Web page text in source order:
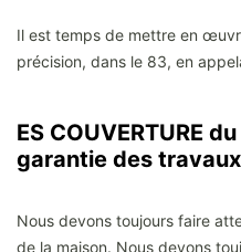
Il est temps de mettre en
précision, dans le 83, en
ES COUVERTURE
garantie des travaux
Nous devons toujours faire
de la maison. Nous devons